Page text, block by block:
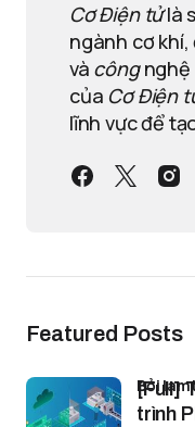
Cơ Điện tửlà
ngành cơ khí,
và côngnghệ
của Cơ Điện
lĩnh vực để
Featured Posts
[Full]
trình
bởi